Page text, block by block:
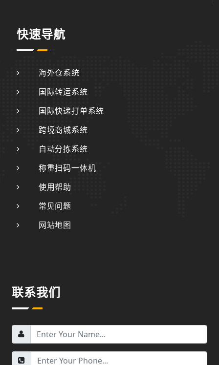
快速导航
海外仓系统
国际转运系统
国际快递打单系统
跨境商城系统
自动分拣系统
称重扫码一体机
使用帮助
常见问题
网站地图
联系我们